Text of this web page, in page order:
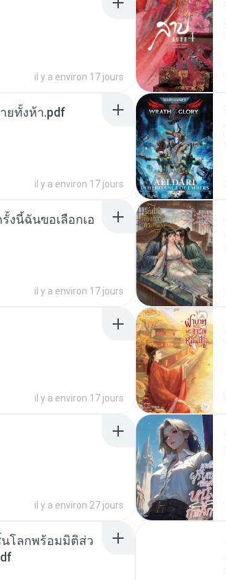
il y a environ 17 jours
ยทั้งห้า.pdf
il y a environ 17 jours
งนี้ฉันขอเลือกเอ
il y a environ 17 jours
il y a environ 17 jours
il y a environ 27 jours
นโลกพร้อมมิติส่ว